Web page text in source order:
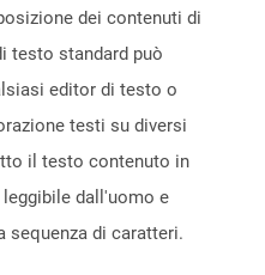
dei contenuti di
testo standard può
editor di testo o
testi su diversi
il testo contenuto in
dall'uomo e
sequenza di caratteri.